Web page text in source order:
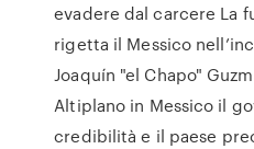
evadere dal carcere La
rigetta il Messico
Joaquín "el Chapo"
Altiplano in Messico il
credibilità e il paese